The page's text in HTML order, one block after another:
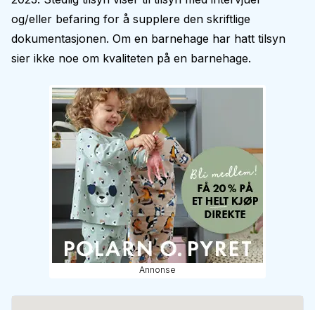
og/eller befaring for å supplere den skriftlige
dokumentasjonen. Om en barnehage har hatt tilsyn
sier ikke noe om kvaliteten på en barnehage.
Annonse